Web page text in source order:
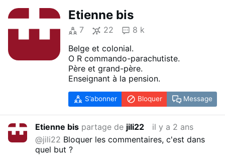
Etienne bis
7 22
8 k
Belge et colonial.
O R commando-parachutiste.
Père et grand-père.
Enseignant à la pension.
S’abonner Bloquer Message
Etienne bis partage de jili22
il y a 2 ans
@jili22 Bloquer les commentaires, c'est dans
quel but ?